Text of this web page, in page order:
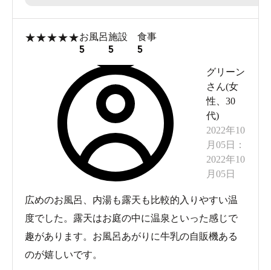
★★★★★お風呂
5
施設
5
食事
5
グリーン
さん(女
性
30
代)
2022年10
月05日
：
2022年10
月05日
広めのお風呂、内湯も露天も比較的入りやすい温
度でした。露天はお庭の中に温泉といった感じで
趣があります。お風呂あがりに牛乳の自販機ある
のが嬉しいです。